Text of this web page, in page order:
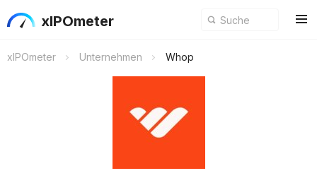
xIPOmeter
xIPOmeter Unternehmen Whop